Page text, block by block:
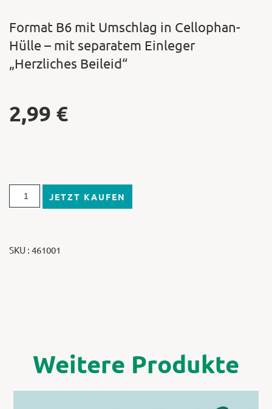
Format B6 mit Umschlag in Cellophan-
Hülle – mit separatem Einleger
„Herzliches Beileid“
2,99 €
JETZT KAUFEN
SKU : 461001
Weitere Produkte